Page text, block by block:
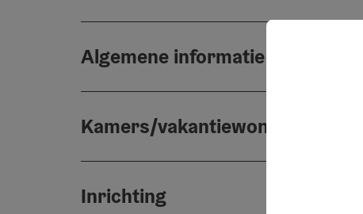
Algemene informatie
Kamers/vakantiewoningen
Inrichting